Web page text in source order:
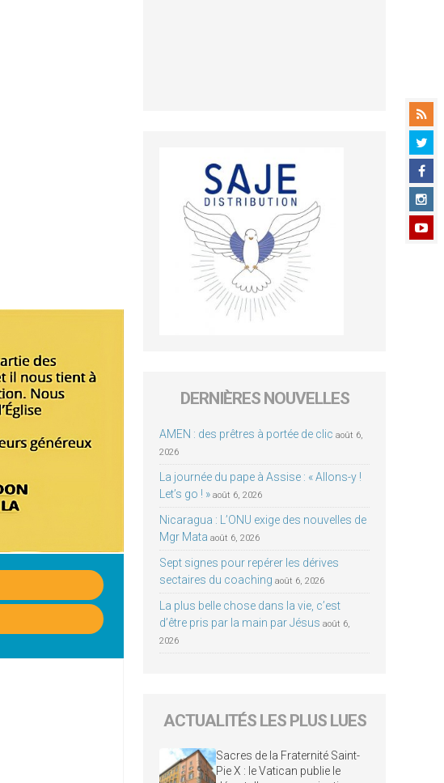
DERNIÈRES NOUVELLES
AMEN : des prêtres à portée de clic août 6,
2026
La journée du pape à Assise : « Allons-y !
Let’s go ! » août 6, 2026
Nicaragua : L’ONU exige des nouvelles de
Mgr Mata août 6, 2026
Sept signes pour repérer les dérives
sectaires du coaching août 6, 2026
La plus belle chose dans la vie, c’est
d’être pris par la main par Jésus août 6,
2026
ACTUALITÉS LES PLUS LUES
Sacres de la Fraternité Saint-
Pie X : le Vatican publie le